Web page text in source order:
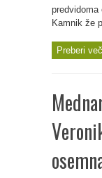
predvidoma
Kamnik že
Preberi